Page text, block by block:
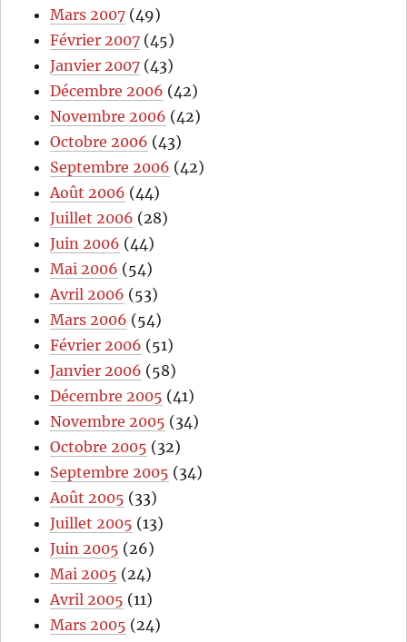
Mars 2007 (49)
Février 2007 (45)
Janvier 2007 (43)
Décembre 2006 (42)
Novembre 2006 (42)
Octobre 2006 (43)
Septembre 2006 (42)
Août 2006 (44)
Juillet 2006 (28)
Juin 2006 (44)
Mai 2006 (54)
Avril 2006 (53)
Mars 2006 (54)
Février 2006 (51)
Janvier 2006 (58)
Décembre 2005 (41)
Novembre 2005 (34)
Octobre 2005 (32)
Septembre 2005 (34)
Août 2005 (33)
Juillet 2005 (13)
Juin 2005 (26)
Mai 2005 (24)
Avril 2005 (11)
Mars 2005 (24)